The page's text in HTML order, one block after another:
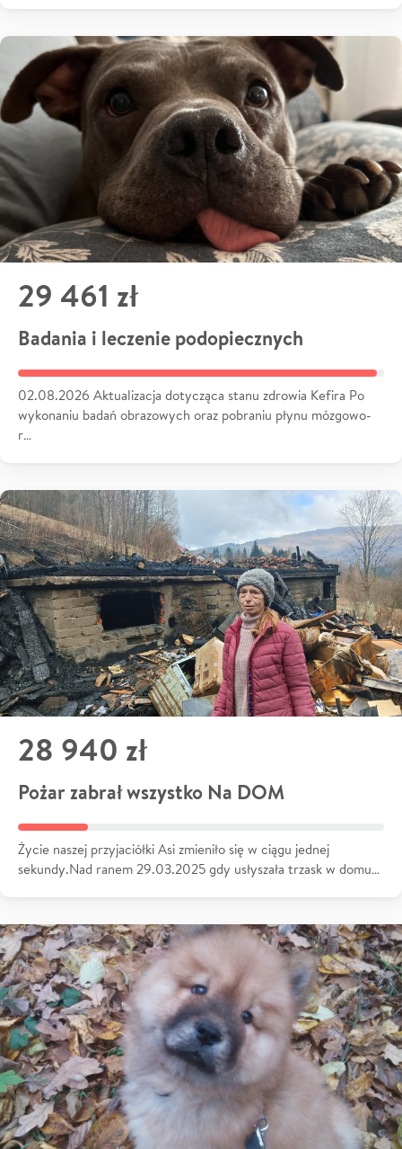
29 461 zł
Badania i leczenie podopiecznych
02.08.2026 Aktualizacja dotycząca stanu zdrowia Kefira Po
wykonaniu badań obrazowych oraz pobraniu płynu mózgowo-
r…
28 940 zł
Pożar zabrał wszystko Na DOM
Życie naszej przyjaciółki Asi zmieniło się w ciągu jednej
sekundy.Nad ranem 29.03.2025 gdy usłyszała trzask w domu…